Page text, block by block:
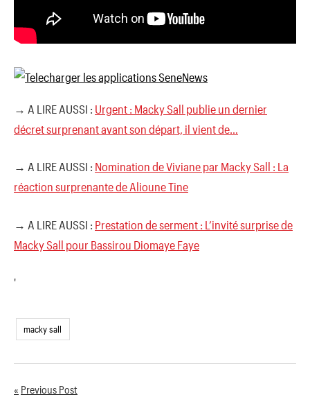
→ A LIRE AUSSI : Urgent : Macky Sall publie un dernier
décret surprenant avant son départ, il vient de…
→ A LIRE AUSSI : Nomination de Viviane par Macky Sall : La
réaction surprenante de Alioune Tine
→ A LIRE AUSSI : Prestation de serment : L’invité surprise de
Macky Sall pour Bassirou Diomaye Faye
'
macky sall
Previous Post